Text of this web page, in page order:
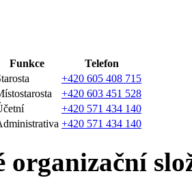
Funkce
Telefon
+420 605 408 715
+420 603 451 528
+420 571 434 140
+420 571 434 140
organizační